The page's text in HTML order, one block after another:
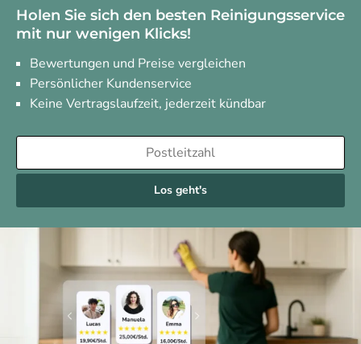
Holen Sie sich den besten Reinigungsservice
mit nur wenigen Klicks!
Bewertungen und Preise vergleichen
Persönlicher Kundenservice
Keine Vertragslaufzeit, jederzeit kündbar
Los geht's